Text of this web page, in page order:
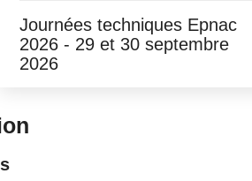
Journées techniques Epnac
2026 - 29 et 30 septembre
2026